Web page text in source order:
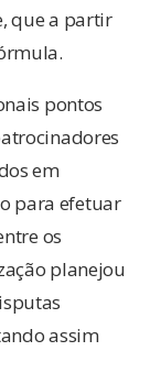
que a partir
pontos
em
para efetuar
os
planejou
assim